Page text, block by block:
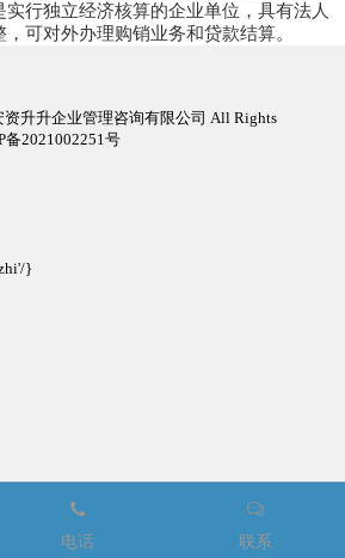
行独立经济核算的企业单位，具有法人
可对外办理购销业务和贷款结算。
资升升企业管理咨询有限公司 All Rights
2021002251号

电话

联系
}